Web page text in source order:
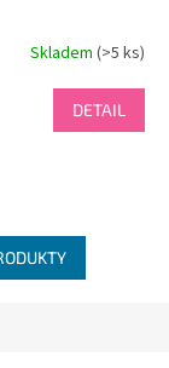
Skladem(>5 ks)
DETAIL